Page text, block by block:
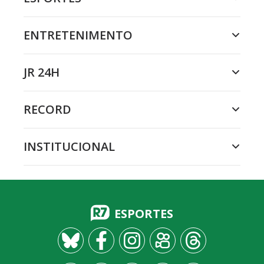
ENTRETENIMENTO
JR 24H
RECORD
INSTITUCIONAL
ESPORTES